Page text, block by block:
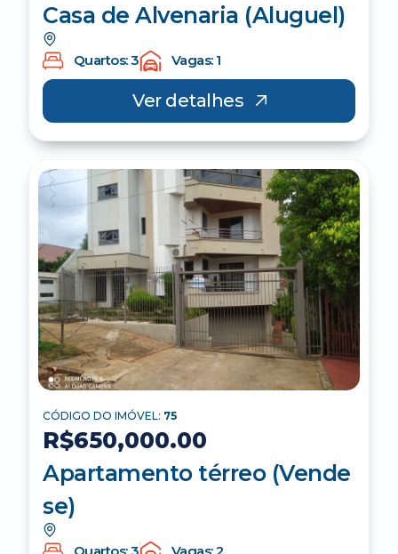
Casa de Alvenaria (Aluguel)
Quartos: 3 Vagas: 1
Ver detalhes
CÓDIGO DO IMÓVEL: 75
R$650,000.00
Apartamento térreo (Vende
se)